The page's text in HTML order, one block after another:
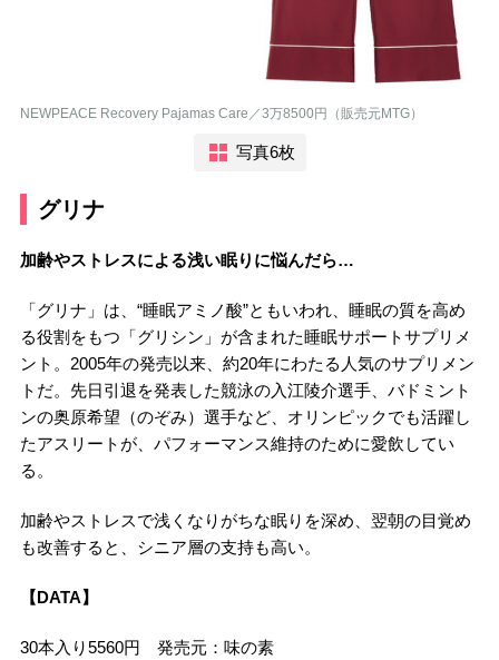
NEWPEACE Recovery Pajamas Care／3万8500円（販売元MTG）
写真6枚
グリナ
加齢やストレスによる浅い眠りに悩んだら…
「グリナ」は、“睡眠アミノ酸”ともいわれ、睡眠の質を高め
る役割をもつ「グリシン」が含まれた睡眠サポートサプリメ
ント。2005年の発売以来、約20年にわたる人気のサプリメン
トだ。先日引退を発表した競泳の入江陵介選手、バドミント
ンの奥原希望（のぞみ）選手など、オリンピックでも活躍し
たアスリートが、パフォーマンス維持のために愛飲してい
る。
加齢やストレスで浅くなりがちな眠りを深め、翌朝の目覚め
も改善すると、シニア層の支持も高い。
【DATA】
30本入り5560円 発売元：味の素